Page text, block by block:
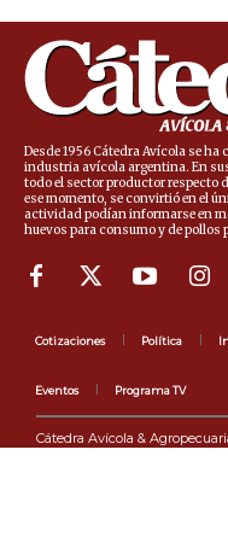
Desde 1956 Cátedra Avícola se
industria avícola argentina. En
todo el sector productor respecto
ese momento, se convirtió en el
actividad podían informarse en
huevos para consumo y de
Cotizaciones Política
Eventos Programa TV
Cátedra Avícola &